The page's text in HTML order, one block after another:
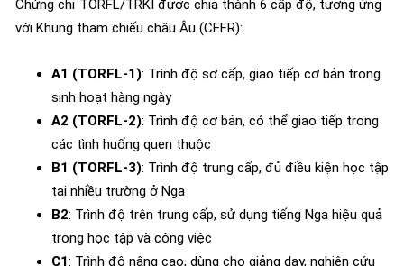
Chứng chỉ TORFL/TRKI được chia thành 6 cấp độ, tương ứng
với Khung tham chiếu châu Âu (CEFR):
A1 (TORFL-1): Trình độ sơ cấp, giao tiếp cơ bản trong
sinh hoạt hàng ngày
A2 (TORFL-2): Trình độ cơ bản, có thể giao tiếp trong
các tình huống quen thuộc
B1 (TORFL-3): Trình độ trung cấp, đủ điều kiện học tập
tại nhiều trường ở Nga
B2: Trình độ trên trung cấp, sử dụng tiếng Nga hiệu quả
trong học tập và công việc
C1: Trình độ nâng cao, dùng cho giảng dạy, nghiên cứu